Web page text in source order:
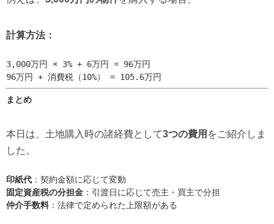
計算方法：
3,000万円 × 3% + 6万円 = 96万円
96万円 + 消費税（10%） = 105.6万円
まとめ
本日は、土地購入時の諸経費として3つの費用 をご紹介しま
した。
印紙代 ：契約金額に応じて変動
固定資産税の分担金 ：引渡日に応じて売主・買主で分担
仲介手数料 ：法律で定められた上限額がある